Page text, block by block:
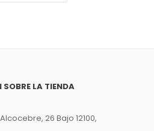
LA TIENDA
26 Bajo 12100,